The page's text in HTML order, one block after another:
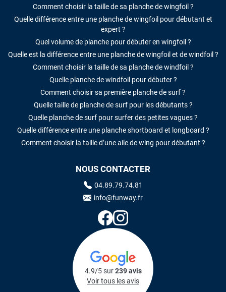
Comment choisir la taille de sa planche de wingfoil ?
Quelle différence entre une planche de wingfoil pour débutant et
expert ?
Quel volume de planche pour débuter en wingfoil ?
Quelle est la différence entre une planche de wingfoil et de windfoil ?
Comment choisir la taille de sa planche de windfoil ?
Quelle planche de windfoil pour débuter ?
Comment choisir sa première planche de surf ?
Quelle taille de planche de surf pour les débutants ?
Quelle planche de surf pour surfer des petites vagues ?
Quelle différence entre une planche shortboard et longboard ?
Comment choisir la taille d’une aile de wing pour débutant ?
NOUS CONTACTER
04.89.79.74.81
info@funway.fr
4.9/5 sur239 avis
Voir tous les avis